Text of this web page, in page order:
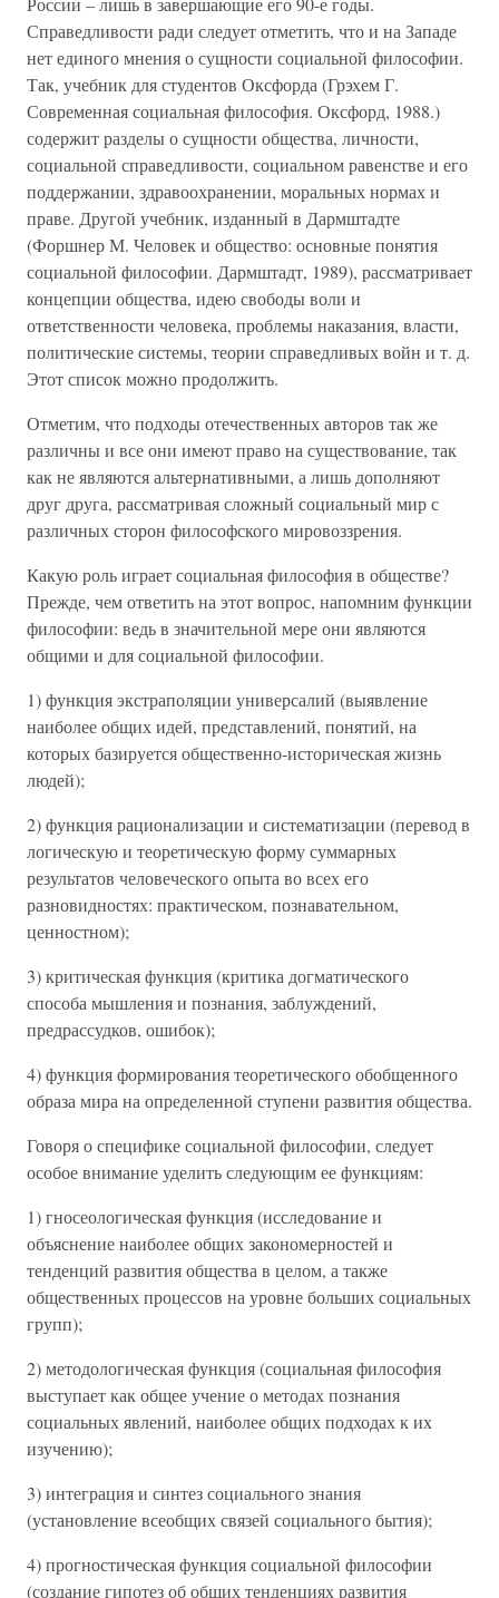
Справедливости ради следует отметить, что и на Западе
нет единого мнения о сущности социальной философии.
Так, учебник для студентов Оксфорда (Грэхем Г.
Современная социальная философия. Оксфорд, 1988.)
содержит разделы о сущности общества, личности,
социальной справедливости, социальном равенстве и его
поддержании, здравоохранении, моральных нормах и
праве. Другой учебник, изданный в Дармштадте
(Форшнер М. Человек и общество: основные понятия
социальной философии. Дармштадт, 1989), рассматривает
концепции общества, идею свободы воли и
ответственности человека, проблемы наказания, власти,
политические системы, теории справедливых войн и т. д.
Этот список можно продолжить.
Отметим, что подходы отечественных авторов так же
различны и все они имеют право на существование, так
как не являются альтернативными, а лишь дополняют
друг друга, рассматривая сложный социальный мир с
различных сторон философского мировоззрения.
Какую роль играет социальная философия в обществе?
Прежде, чем ответить на этот вопрос, напомним функции
философии: ведь в значительной мере они являются
общими и для социальной философии.
1) функция экстраполяции универсалий (выявление
наиболее общих идей, представлений, понятий, на
которых базируется общественно-историческая жизнь
людей);
2) функция рационализации и систематизации (перевод в
логическую и теоретическую форму суммарных
результатов человеческого опыта во всех его
разновидностях: практическом, познавательном,
ценностном);
3) критическая функция (критика догматического
способа мышления и познания, заблуждений,
предрассудков, ошибок);
4) функция формирования теоретического обобщенного
образа мира на определенной ступени развития общества.
Говоря о специфике социальной философии, следует
особое внимание уделить следующим ее функциям:
1) гносеологическая функция (исследование и
объяснение наиболее общих закономерностей и
тенденций развития общества в целом, а также
общественных процессов на уровне больших социальных
групп);
2) методологическая функция (социальная философия
выступает как общее учение о методах познания
социальных явлений, наиболее общих подходах к их
изучению);
3) интеграция и синтез социального знания
(установление всеобщих связей социального бытия);
4) прогностическая функция социальной философии
(создание гипотез об общих тенденциях развития